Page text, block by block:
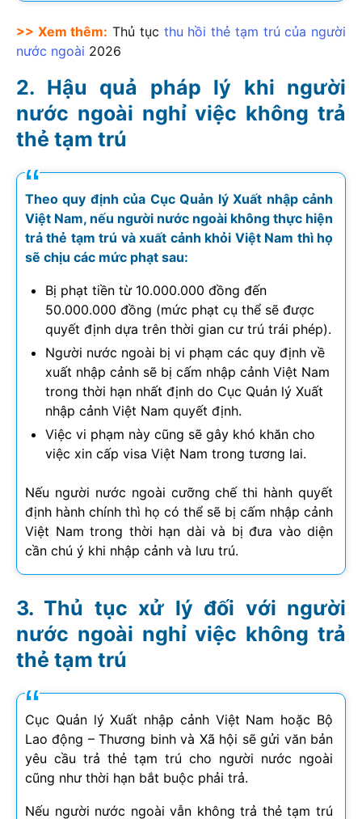
>> Xem thêm: Thủ tục thu hồi thẻ tạm trú của người
nước ngoài 2026
Hậu quả pháp lý khi người
nước ngoài nghỉ việc không trả
thẻ tạm trú
Theo quy định của Cục Quản lý Xuất nhập cảnh
Việt Nam, nếu người nước ngoài không thực hiện
trả thẻ tạm trú và xuất cảnh khỏi Việt Nam thì họ
sẽ chịu các mức phạt sau:
Bị phạt tiền từ 10.000.000 đồng đến
50.000.000 đồng (mức phạt cụ thể sẽ được
quyết định dựa trên thời gian cư trú trái phép).
Người nước ngoài bị vi phạm các quy định về
xuất nhập cảnh sẽ bị cấm nhập cảnh Việt Nam
trong thời hạn nhất định do Cục Quản lý Xuất
nhập cảnh Việt Nam quyết định.
Việc vi phạm này cũng sẽ gây khó khăn cho
việc xin cấp visa Việt Nam trong tương lai.
Nếu người nước ngoài cưỡng chế thi hành quyết
định hành chính thì họ có thể sẽ bị cấm nhập cảnh
Việt Nam trong thời hạn dài và bị đưa vào diện
cần chú ý khi nhập cảnh và lưu trú.
Thủ tục xử lý đối với người
nước ngoài nghỉ việc không trả
thẻ tạm trú
Cục Quản lý Xuất nhập cảnh Việt Nam hoặc Bộ
Lao động – Thương binh và Xã hội sẽ gửi văn bản
yêu cầu trả thẻ tạm trú cho người nước ngoài
cũng như thời hạn bắt buộc phải trả.
Nếu người nước ngoài vẫn không trả thẻ tạm trú